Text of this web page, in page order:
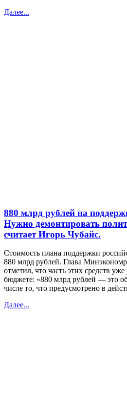
Далее...
880 млрд рублей на
Нужно демонтировать
считает Игорь Чубайс.
Стоимость плана поддержки
880 млрд рублей. Глава
отметил, что часть этих средств
бюджете: «880 млрд рублей — это
числе то, что предусмотрено в
Далее...